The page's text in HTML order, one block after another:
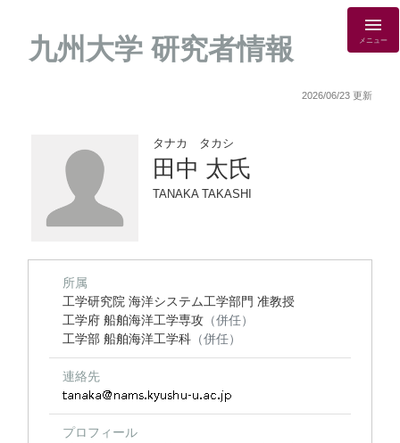
九州大学 研究者情報 メニュー
2026/06/23 更新
タナカ タカシ
田中 太氏
TANAKA TAKASHI
所属
工学研究院 海洋システム工学部門 准教授
工学府 船舶海洋工学専攻 （併任）
工学部 船舶海洋工学科 （併任）
連絡先
プロフィール